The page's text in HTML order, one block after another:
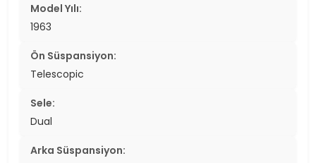
Model Yılı:
1963
Ön Süspansiyon:
Telescopic
Sele:
Dual
Arka Süspansiyon: